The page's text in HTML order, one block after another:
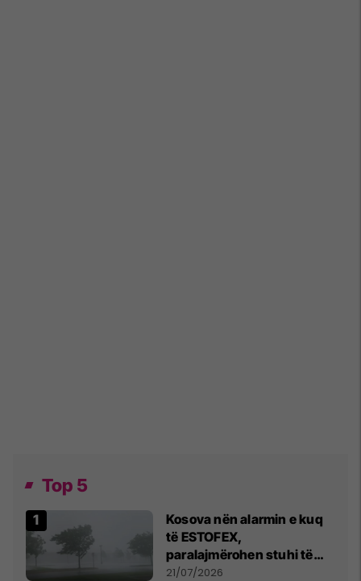
Top 5
Kosova nën alarmin e kuq
të ESTOFEX,
paralajmërohen stuhi të
fuqishme me breshër dhe
21/07/2026